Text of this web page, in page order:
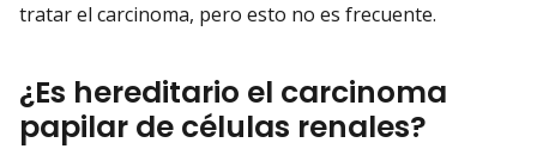
tratar el carcinoma, pero esto no es frecuente.
¿Es hereditario el carcinoma
papilar de células renales?